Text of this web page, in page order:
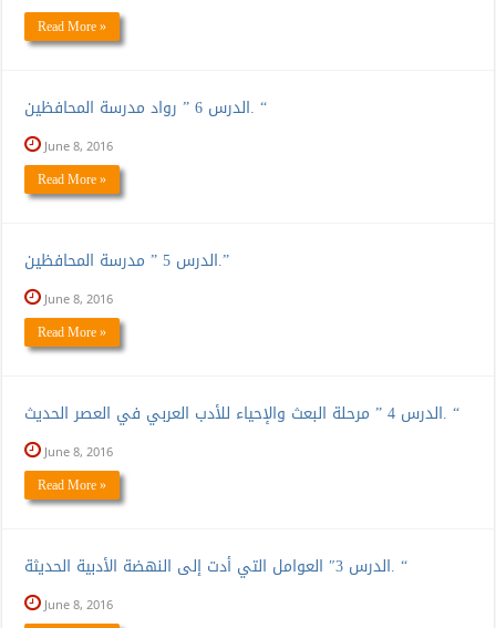
Read More »
الدرس 6 ” رواد مدرسة المحافظين. “
June 8, 2016
Read More »
الدرس 5 ” مدرسة المحافظين.”
June 8, 2016
Read More »
الدرس 4 ” مرحلة البعث والإحياء للأدب العربي في العصر الحديث. “
June 8, 2016
Read More »
الدرس 3″ العوامل التي أدت إلى النهضة الأدبية الحديثة. “
June 8, 2016